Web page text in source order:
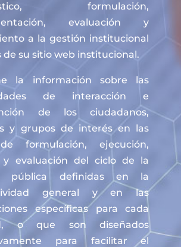
formulación,
evaluación y
a la gestión institucional
de su sitio web institucional.
la información sobre las
de interacción e
de los ciudadanos,
y grupos de interés en las
formulación, ejecución,
y evaluación del ciclo de la
pública definidas en la
general y en las
específicas para cada
o que son diseñados
para facilitar el